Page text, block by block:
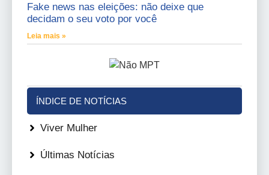
Fake news nas eleições: não deixe que
decidam o seu voto por você
Leia mais »
ÍNDICE DE NOTÍCIAS
Viver Mulher
Últimas Notícias